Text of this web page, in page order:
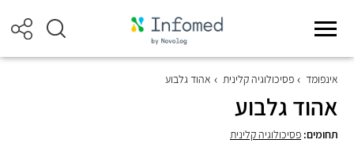
אינפומד פסיכולוגיה קלינית אהוד גלבוע
אהוד גלבוע
תחומים: פסיכולוגיה קלינית